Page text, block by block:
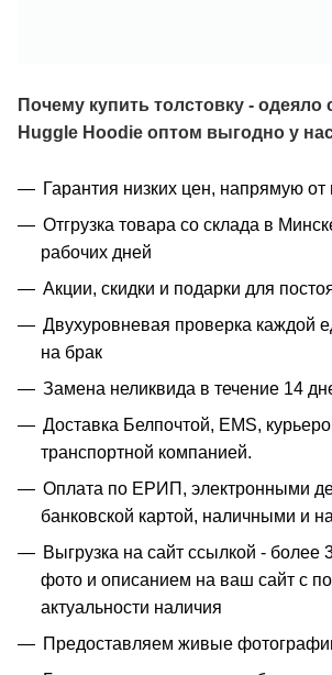
Почему купить толстовку -
Huggle Hoodie оптом выгодно у
Гарантия низких цен, напрямую от
Отгрузка товара со склада в
рабочих дней
Акции, скидки и подарки для
Двухуровневая проверка каждой
на брак
Замена неликвида в течение 14
Доставка Белпочтой, EMS,
транспортной компанией.
Оплата по ЕРИП, электронными
банковской картой, наличными и
Выгрузка на сайт ссылкой - более
фото и описанием на ваш сайт с
актуальности наличия
Предоставляем живые